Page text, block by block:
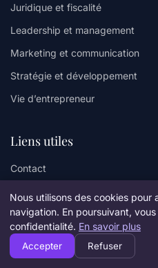
Juridique et fiscalité
Leadership et management
Marketing et communication
Stratégie et développement
Vie d’entrepreneur
Liens utiles
Contact
Informations
Plan du site
Nous utilisons des cookies pour
navigation. En poursuivant,
confidentialité. En savoir plus
Accepter Refuser